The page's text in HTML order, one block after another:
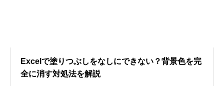
Excelで塗りつぶしをなしにできない？背景色を完
全に消す対処法を解説